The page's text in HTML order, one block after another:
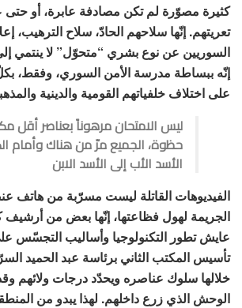
كثيرة مصوّرة لم تكن مصادفة عابرة، أو حتى
تعريتهم. إنّها سلاحهم الحادّ، سلاح الترهيب،
السوريين عن نوع بشري “متحوّل” لا ينتمي
إنّه ببساطة مدرسة الأمن السوري، وفقط،
على اختلاف خلفياتهم القومية والدينية
ليس الامتحان مرهوناً بعناصر أقل
حظوة، الجميع مرّ من هناك وأمام
الأسد الأب إلى الأسد الابن
الفيديوهات القاتلة ليست مسرّبة من هاتف
الجريمة لهول فظاعتها، إنّها بعض من
عايش تطور التكنولوجيا وأساليب التجسّس
تأسيس المكتب الثاني برئاسة عبد الحميد
خلالها سلوك عناصره ويحدّد درجات ولائهم
الوحش الذي زرع داخلهم. لهذا يبدو من